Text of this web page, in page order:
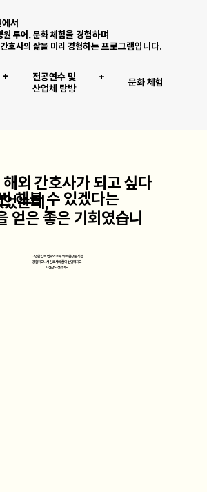
서
투어, 문화 체험을 경험하며
호사의 삶을 미리 경험하는 프로그램입니다.
+
전공연수 및
산업체 탐방
+
문화 체험
해볼 수 있겠다는
얻은 좋은 기회였습니
외 간호사가 되고 싶다
었는데,
다양한 간호 연수와 호주 의료 현장을 직접
경험하고나서 간호사의 꿈이 선명해지고
자신감도 생겼어요.